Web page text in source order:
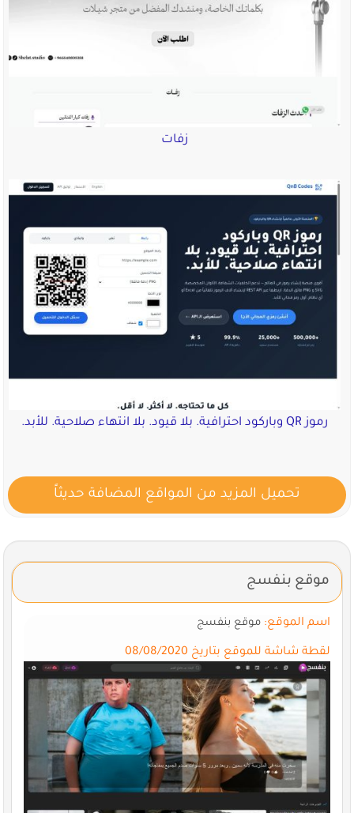
زفات
رموز QR وباركود احترافية. بلا قيود. بلا انتهاء صلاحية. للأبد.
تحميل المزيد من المواقع المضافة حديثاً
موقع بنفسج
اسم الموقع:موقع بنفسج
لقطة شاشة للموقع بتاريخ 08/08/2020